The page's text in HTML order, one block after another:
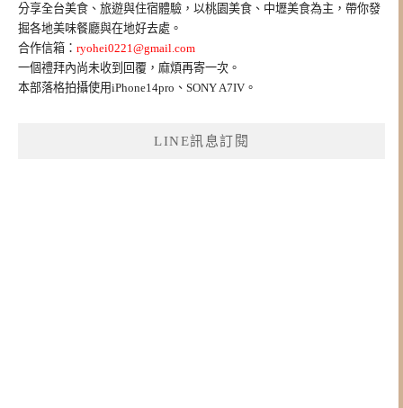
字:
分享全台美食、旅遊與住宿體驗，以桃園美食、中壢美食為主，帶你發
掘各地美味餐廳與在地好去處。
合作信箱： ryohei0221@gmail.com
一個禮拜內尚未收到回覆，麻煩再寄一次。
本部落格拍攝使用iPhone14pro、SONY A7IV。
LINE訊息訂閱